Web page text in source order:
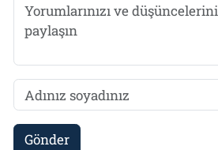
Gönder